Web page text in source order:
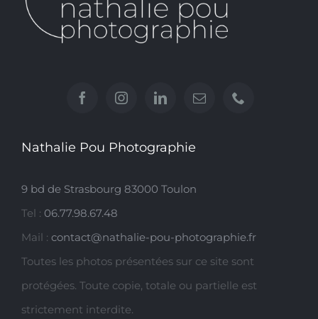
Nathalie Pou Photographie
9 bd de Strasbourg 83000 Toulon
Tel : 06.77.98.67.48
Mail : contact@nathalie-pou-photographie.fr
Toutes les photos présentées sur ce site sont
protégées. Toute copie, totale ou partielle est
strictement interdite.